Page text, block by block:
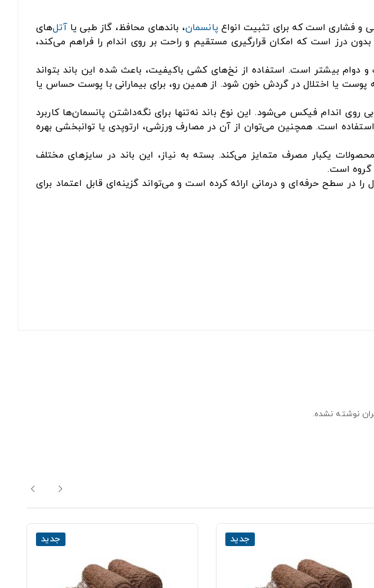
پانسمان، باندهای محافظ، گاز طبی یاآتل‌های
درز است که امکان قرارگیری مستقیم و راحت بر روی اندام را فراهم می‌کند،
کیفیت و دوام بیشتر است. استفاده از نخ‌های کشی باکیفیت، باعث شده این باند بتواند
پوست یا اختلال در گردش خون شود. از همین رو، برای بیمارانی با پوست حساس یا
خوبی روی اندام فیکس می‌شود. این نوع باند نه‌تنها برای نگه‌داشتن پانسمان‌ها کاربرد
است. همچنین می‌توان از آن در مصارف ورزشی، ارتوپدی یا توانبخشی بهره
یکبار مصرف متمایز می‌کند. بسته به نیاز، این باند در سایزهای مختلف
در سطح حرفه‌ای و درمانی ارائه کرده است و می‌تواند گزینه‌ای قابل اعتماد برای
نوشته نشده.
جدید جدید